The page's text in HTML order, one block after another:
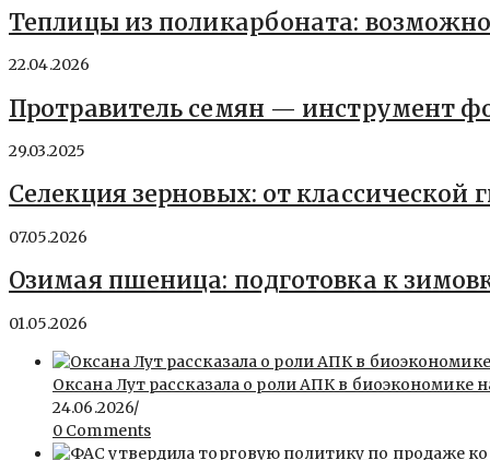
Теплицы из поликарбоната:
22.04.2026
Протравитель семян — инструмент
29.03.2025
Селекция зерновых: от классической
07.05.2026
Озимая пшеница: подготовка к
01.05.2026
Оксана Лут рассказала о роли АПК в биоэкономике
24.06.2026/
0 Comments